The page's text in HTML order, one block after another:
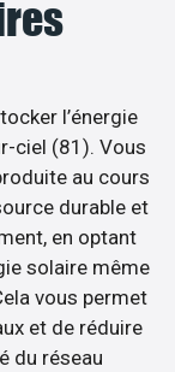
l’énergie
ciel (81). Vous
au cours
durable et
en optant
solaire même
vous permet
et de réduire
du réseau